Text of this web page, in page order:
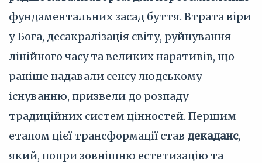
фундаментальних засад буття. Втрата віри
у Бога, десакралізація світу, руйнування
лінійного часу та великих наративів, що
раніше надавали сенсу людському
існуванню, призвели до розпаду
традиційних систем цінностей. Першим
етапом цієї трансформації став декаданс,
який, попри зовнішню естетизацію та